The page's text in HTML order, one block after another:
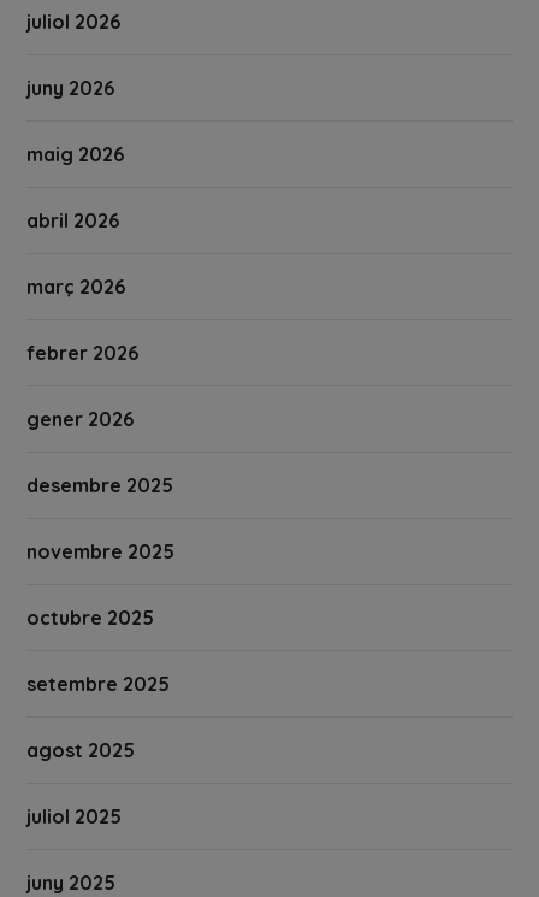
juliol 2026
juny 2026
maig 2026
abril 2026
març 2026
febrer 2026
gener 2026
desembre 2025
novembre 2025
octubre 2025
setembre 2025
agost 2025
juliol 2025
juny 2025